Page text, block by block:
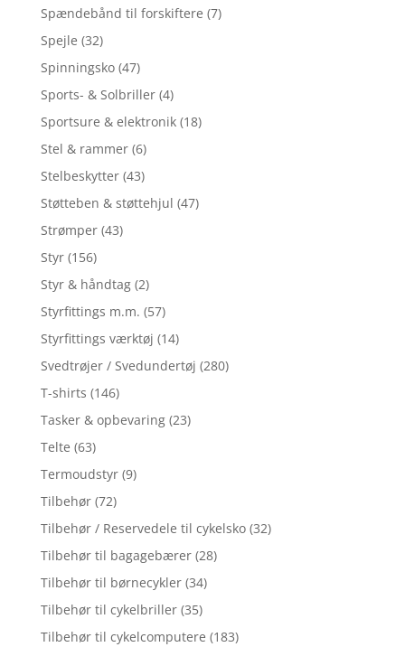
Spændebånd til forskiftere (7)
Spejle (32)
Spinningsko (47)
Sports- & Solbriller (4)
Sportsure & elektronik (18)
Stel & rammer (6)
Stelbeskytter (43)
Støtteben & støttehjul (47)
Strømper (43)
Styr (156)
Styr & håndtag (2)
Styrfittings m.m. (57)
Styrfittings værktøj (14)
Svedtrøjer / Svedundertøj (280)
T-shirts (146)
Tasker & opbevaring (23)
Telte (63)
Termoudstyr (9)
Tilbehør (72)
Tilbehør / Reservedele til cykelsko (32)
Tilbehør til bagagebærer (28)
Tilbehør til børnecykler (34)
Tilbehør til cykelbriller (35)
Tilbehør til cykelcomputere (183)